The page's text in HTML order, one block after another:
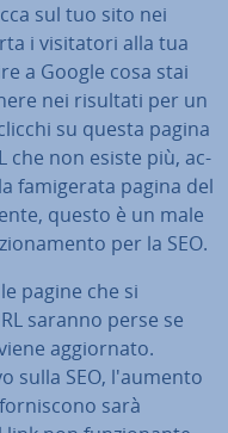
sul tuo sito nei
i vi­si­ta­to­ri alla tua
a Google cosa stai
nei risultati per un
su questa pagina
che non esiste più, ac­
fa­mi­ge­ra­ta pagina del
questo è un male
per la SEO.
pagine che si
saranno perse se
ag­gior­na­to.
sulla SEO, l'aumento
sarà